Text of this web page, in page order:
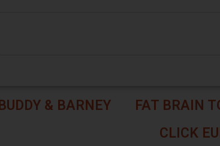
FAT BRAIN
BUDDY & BARNEY
CLICK